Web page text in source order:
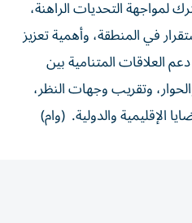
لمواجهة التحديات الراهنة،
في المنطقة، وأهمية تعزيز
العلاقات المتنامية بين
وتقريب وجهات النظر،
الإقليمية والدولية. (وام)